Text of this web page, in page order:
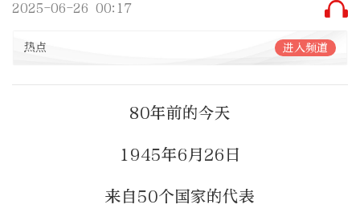
2025-06-26 00:17
热点 进入频道
80年前的今天
1945年6月26日
来自50个国家的代表